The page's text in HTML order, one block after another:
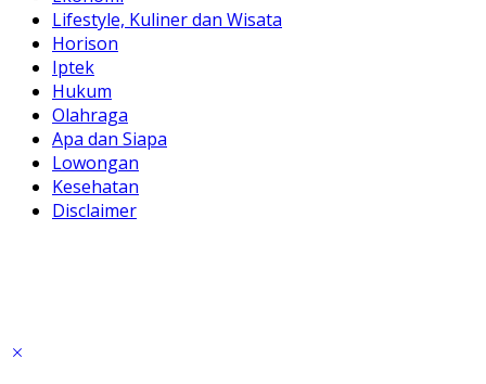
Lifestyle, Kuliner dan Wisata
Horison
Iptek
Hukum
Olahraga
Apa dan Siapa
Lowongan
Kesehatan
Disclaimer